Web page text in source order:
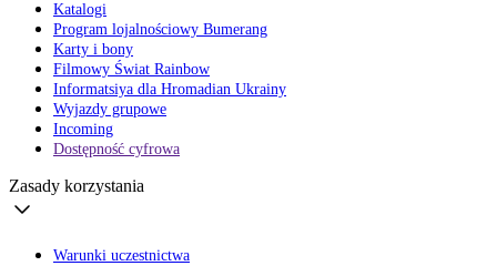
Katalogi
Program lojalnościowy Bumerang
Karty i bony
Filmowy Świat Rainbow
Informatsiya dla Hromadian Ukrainy
Wyjazdy grupowe
Incoming
Dostępność cyfrowa
Zasady korzystania
Warunki uczestnictwa